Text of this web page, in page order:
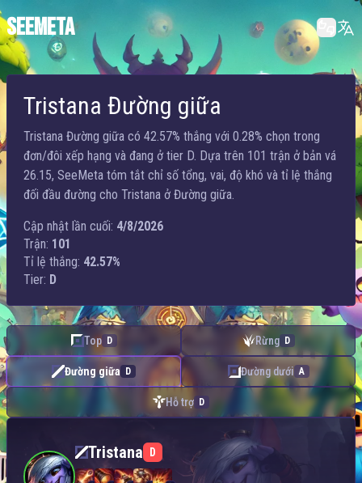
SEEMETA
Tristana Đường giữa
Tristana Đường giữa có 42.57% thắng với 0.28% chọn trong
đơn/đôi xếp hạng và đang ở tier D. Dựa trên 101 trận ở bản vá
26.15, SeeMeta tóm tắt chỉ số tổng, vai, độ khó và tỉ lệ thắng
đối đầu đường cho Tristana ở Đường giữa.
Cập nhật lần cuối: 4/8/2026
Trận: 101
Tỉ lệ thắng: 42.57%
Tier: D
Top D Rừng D
Đường giữa D Đường dưới A
Hỗ trợ D
Tristana D